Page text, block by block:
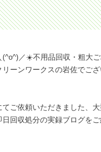
(^o^)／☀️不用品回収・粗大
ーンワークスの岩佐でご
ご依頼いただきました、
日回収処分の実録ブログを